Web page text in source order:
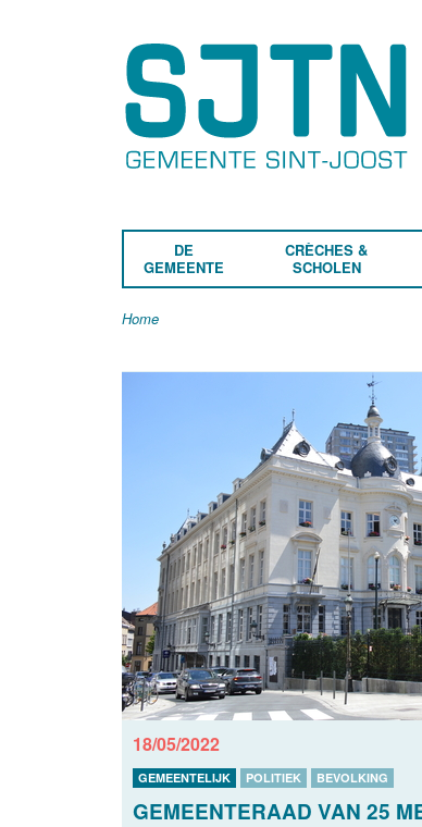
DE
GEMEENTE
CRÈCHES &
SCHOLEN
Home
18/05/2022
GEMEENTELIJK POLITIEK BEVOLKING
GEMEENTERAAD VAN 25